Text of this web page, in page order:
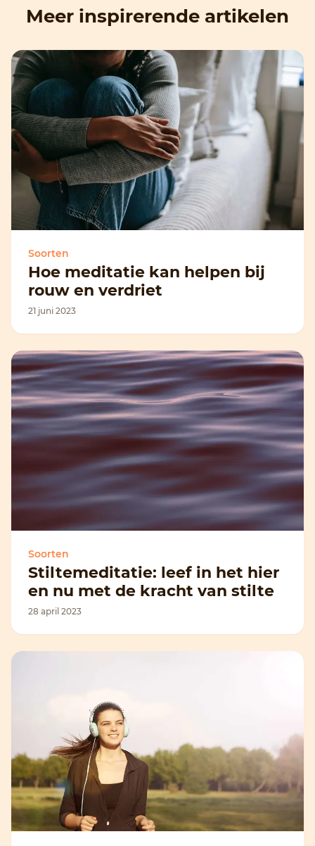
Meer inspirerende artikelen
Soorten
Hoe meditatie kan helpen bij
rouw en verdriet
21 juni 2023
Soorten
Stiltemeditatie: leef in het hier
en nu met de kracht van stilte
28 april 2023